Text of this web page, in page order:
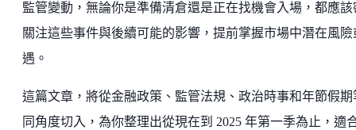
監管變動，無論你是準備清倉還是正在找機會入場，都應該
關注這些事件與後續可能的影響，提前掌握市場中潛在風險
遇。
這篇文章，將從金融政策、監管法規、政治時事和年節假期
同角度切入，為你整理出從現在到 2025 年第一季為止，適